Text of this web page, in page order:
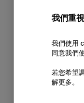
透過登
公司經
我們重
我們使用
同意我們
若您希望
解更多。